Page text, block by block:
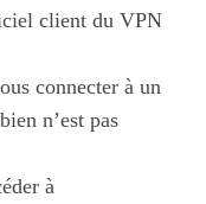
client du VPN
connecter à un
n’est pas
à